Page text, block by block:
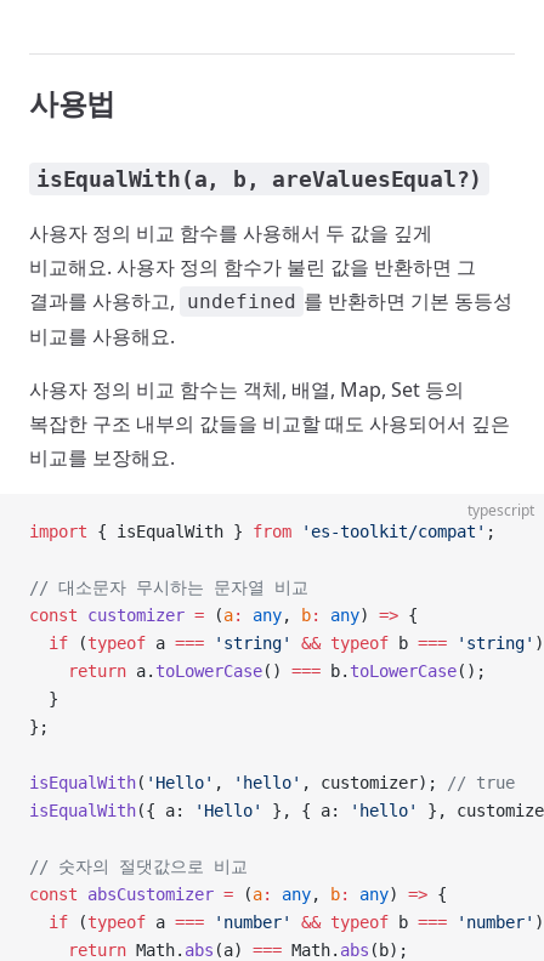
사용법
isEqualWith(a, b, areValuesEqual?)
사용자 정의 비교 함수를 사용해서 두 값을 깊게
비교해요. 사용자 정의 함수가 불린 값을 반환하면 그
결과를 사용하고,
undefined 를 반환하면 기본 동등성
비교를 사용해요.
사용자 정의 비교 함수는 객체, 배열, Map, Set 등의
복잡한 구조 내부의 값들을 비교할 때도 사용되어서 깊은
비교를 보장해요.
typescript
import { isEqualWith } from 'es-toolkit/compat' ;
// 대소문자 무시하는 문자열 비교
const customizer = (a: any, b: any) => {
  if
(typeof a === 'string' && typeof b === 'string'
    return
a. toLowerCase() === b. toLowerCase();
  }
};
isEqualWith( 'Hello' , 'hello' , customizer);
// true
isEqualWith({ a: 'Hello' }, { a: 'hello' },
// 숫자의 절댓값으로 비교
const absCustomizer = (a: any, b: any) => {
  if
(typeof a === 'number' && typeof b === 'number'
    return
Math. abs (a) === Math. abs (b);